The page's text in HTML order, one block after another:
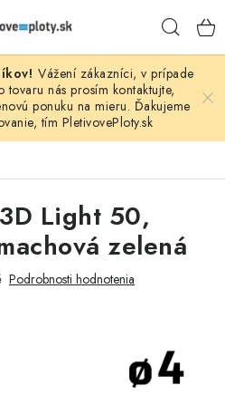
Vážení zákazníci, v prípade
tovaru nás prosím kontaktujte,
ponuku na mieru. Ďakujeme
tím PletivovePloty.sk
Light 50,
zelená
Podrobnosti hodnotenia